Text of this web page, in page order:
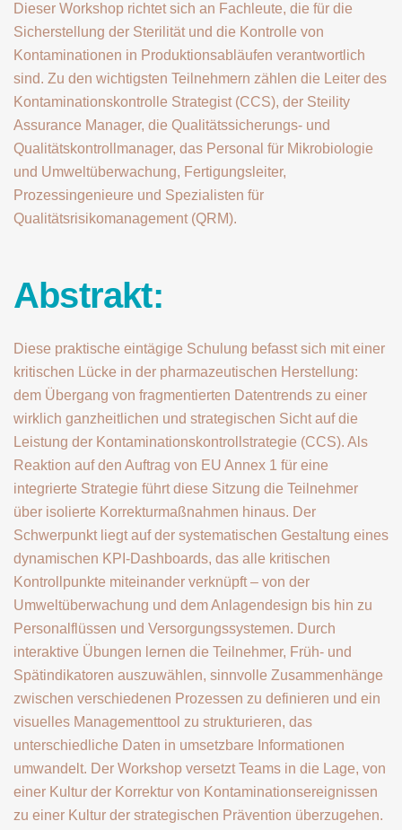
Dieser Workshop richtet sich an Fachleute, die für die
Sicherstellung der Sterilität und die Kontrolle von
Kontaminationen in Produktionsabläufen verantwortlich
sind. Zu den wichtigsten Teilnehmern zählen die Leiter des
Kontaminationskontrolle Strategist (CCS), der Steility
Assurance Manager, die Qualitätssicherungs- und
Qualitätskontrollmanager, das Personal für Mikrobiologie
und Umweltüberwachung, Fertigungsleiter,
Prozessingenieure und Spezialisten für
Qualitätsrisikomanagement (QRM).
Abstrakt:
Diese praktische eintägige Schulung befasst sich mit einer
kritischen Lücke in der pharmazeutischen Herstellung:
dem Übergang von fragmentierten Datentrends zu einer
wirklich ganzheitlichen und strategischen Sicht auf die
Leistung der Kontaminationskontrollstrategie (CCS). Als
Reaktion auf den Auftrag von EU Annex 1 für eine
integrierte Strategie führt diese Sitzung die Teilnehmer
über isolierte Korrekturmaßnahmen hinaus. Der
Schwerpunkt liegt auf der systematischen Gestaltung eines
dynamischen KPI-Dashboards, das alle kritischen
Kontrollpunkte miteinander verknüpft – von der
Umweltüberwachung und dem Anlagendesign bis hin zu
Personalflüssen und Versorgungssystemen. Durch
interaktive Übungen lernen die Teilnehmer, Früh- und
Spätindikatoren auszuwählen, sinnvolle Zusammenhänge
zwischen verschiedenen Prozessen zu definieren und ein
visuelles Managementtool zu strukturieren, das
unterschiedliche Daten in umsetzbare Informationen
umwandelt. Der Workshop versetzt Teams in die Lage, von
einer Kultur der Korrektur von Kontaminationsereignissen
zu einer Kultur der strategischen Prävention überzugehen.